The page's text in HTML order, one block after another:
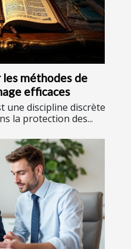
méthodes de
efficaces
une discipline discrète
la protection des...